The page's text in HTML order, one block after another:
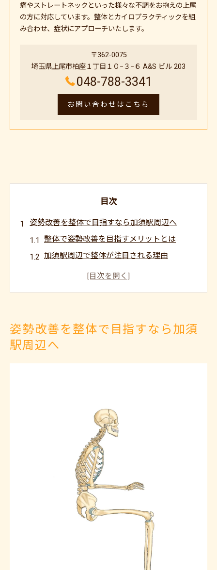
痛やストレートネックといった様々な不調をお抱えの上尾
の方に対応しています。整体とカイロプラクティックを組
み合わせ、症状にアプローチいたします。
〒362-0075
埼玉県上尾市柏座１丁目１０−３−６ A&S ビル 203
048-788-3341
お問い合わせはこちら
目次
姿勢改善を整体で目指すなら加須駅周辺へ
整体で姿勢改善を目指すメリットとは
加須駅周辺で整体が注目される理由
整体選びで押さえたい姿勢改善のポイント
整体を活用した加須駅エリアでの姿勢ケア
整体で叶う加須駅エリアの姿勢ケア最前線
通いやすい整体選びで無理なく姿勢改善
整体選びで重視したい通いやすさの要素
整体の費用や頻度を賢く比較する方法
整体院の立地とアクセスが姿勢改善に与え
整体で無理なく継続できる通院計画の立て
整体を長く続けるためのポイントと工夫
加須駅近くで始める整体による体の変化実感
整体で実感できる姿勢改善の体感ポイント
姿勢改善を整体で目指すなら加須
駅周辺へ